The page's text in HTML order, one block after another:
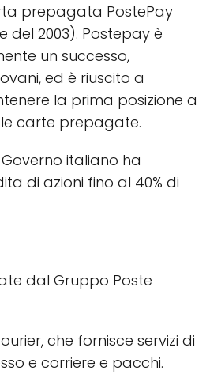
prepagata PostePay
2003). Postepay è
un successo,
ed è riuscito a
la prima posizione a
carte prepagate.
Governo italiano ha
di azioni fino al 40% di
dal Gruppo Poste
che fornisce servizi di
e corriere e pacchi.